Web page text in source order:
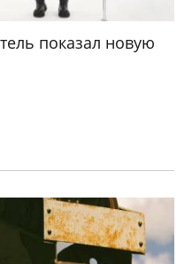
показал новую